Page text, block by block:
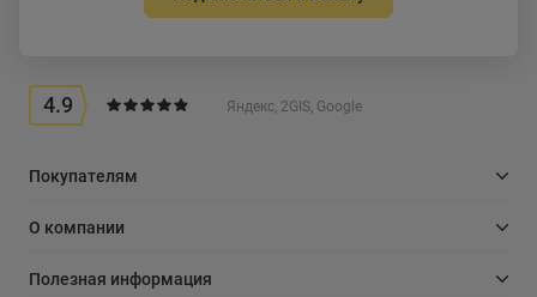
4.9 Яндекс, 2GIS, Google
Покупателям
О компании
Полезная информация